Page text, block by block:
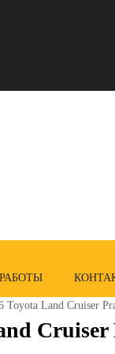
Land Cruiser
Cruiser